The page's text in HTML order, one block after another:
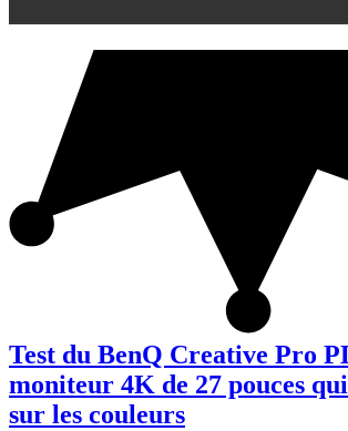
Test du BenQ Creative Pro
moniteur 4K de 27 pouces
sur les couleurs